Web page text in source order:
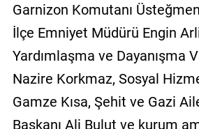
Garnizon Komutanı
İlçe Emniyet Müdürü Engin
Yardımlaşma ve Dayanışma
Nazire Korkmaz, Sosyal
Gamze Kısa, Şehit ve Gazi
Başkanı Ali Bulut ve kurum